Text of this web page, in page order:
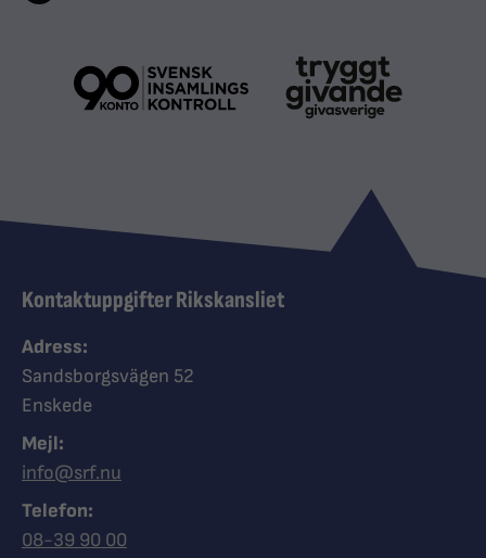
Kontaktuppgifter Rikskansliet
Adress:
Sandsborgsvägen 52
Enskede
Mejl:
info@srf.nu
Telefon:
Ring Synskadades riksförbund
08-39 90 00